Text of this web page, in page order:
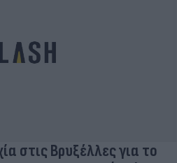
στις Βρυξέλλες για το